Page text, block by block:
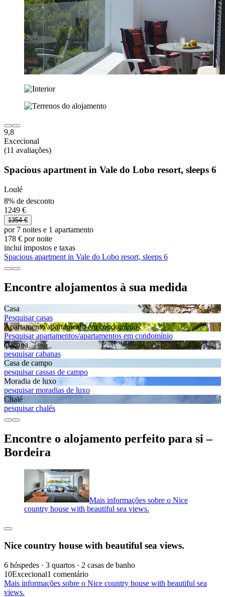
9,8
Excecional
(11 avaliações)
Spacious apartment in Vale do Lobo resort, sleeps 6
Loulé
8% de desconto
1249 €
1354 €
por 7 noites e 1 apartamento
178 € por noite
inclui impostos e taxas
Spacious apartment in Vale do Lobo resort, sleeps 6
Encontre alojamentos à sua medida
Casa
Pesquisar casas
Apartamento/apartamento em condomínio
Pesquisar apartamentos/apartamentos em condomínio
Cabana
pesquisar cabanas
Casa de campo
pesquisar cassas de campo
Moradia de luxo
pesquisar moradias de luxo
Chalé
pesquisar chalés
Encontre o alojamento perfeito para si –
Bordeira
Mais informações sobre o Nice
country house with beautiful sea views.
Nice country house with beautiful sea views.
6 hóspedes · 3 quartos · 2 casas de banho
10Excecional1 comentário
Mais informações sobre o Nice country house with beautiful sea
views.